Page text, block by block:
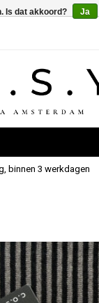
binnen 3 werkdagen
Is dat akkoord? Ja